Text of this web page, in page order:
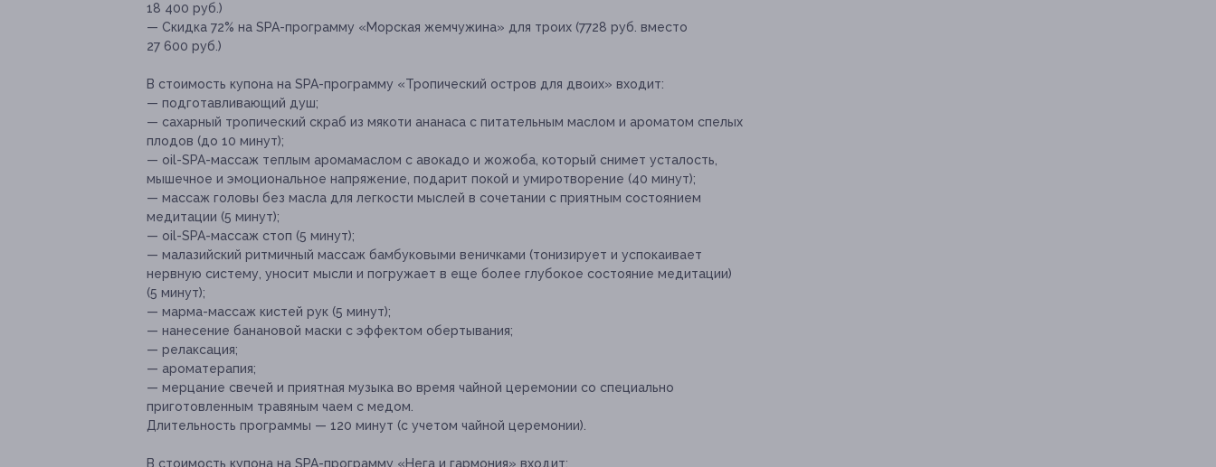
18 400 руб.)
— Скидка 72% на SPA-программу «Морская жемчужина» для троих (7728 руб. вместо
27 600 руб.)
В стоимость купона на SPA-программу «Тропический остров для двоих» входит:
— подготавливающий душ;
— сахарный тропический скраб из мякоти ананаса с питательным маслом и ароматом спелых
плодов (до 10 минут);
— oil-SPA-массаж теплым аромамаслом с авокадо и жожоба, который снимет усталость,
мышечное и эмоциональное напряжение, подарит покой и умиротворение (40 минут);
— массаж головы без масла для легкости мыслей в сочетании с приятным состоянием
медитации (5 минут);
— oil-SPA-массаж стоп (5 минут);
— малазийский ритмичный массаж бамбуковыми веничками (тонизирует и успокаивает
нервную систему, уносит мысли и погружает в еще более глубокое состояние медитации)
(5 минут);
— марма-массаж кистей рук (5 минут);
— нанесение банановой маски с эффектом обертывания;
— релаксация;
— ароматерапия;
— мерцание свечей и приятная музыка во время чайной церемонии со специально
приготовленным травяным чаем с медом.
Длительность программы — 120 минут (с учетом чайной церемонии).
В стоимость купона на SPA-программу «Нега и гармония» входит: